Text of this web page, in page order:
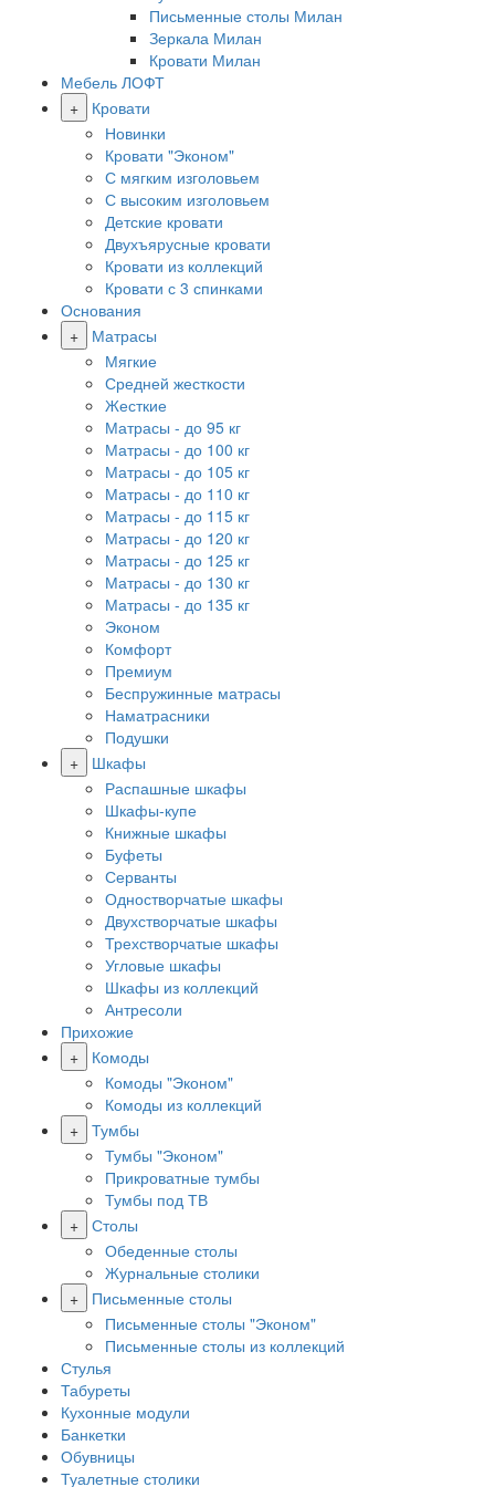
Письменные столы Милан
Зеркала Милан
Кровати Милан
Мебель ЛОФТ
+
Кровати
Новинки
Кровати "Эконом"
С мягким изголовьем
С высоким изголовьем
Детские кровати
Двухъярусные кровати
Кровати из коллекций
Кровати с 3 спинками
Основания
+
Матрасы
Мягкие
Средней жесткости
Жесткие
Матрасы - до 95 кг
Матрасы - до 100 кг
Матрасы - до 105 кг
Матрасы - до 110 кг
Матрасы - до 115 кг
Матрасы - до 120 кг
Матрасы - до 125 кг
Матрасы - до 130 кг
Матрасы - до 135 кг
Эконом
Комфорт
Премиум
Беспружинные матрасы
Наматрасники
Подушки
+
Шкафы
Распашные шкафы
Шкафы-купе
Книжные шкафы
Буфеты
Серванты
Одностворчатые шкафы
Двухстворчатые шкафы
Трехстворчатые шкафы
Угловые шкафы
Шкафы из коллекций
Антресоли
Прихожие
+
Комоды
Комоды "Эконом"
Комоды из коллекций
+ Тумбы
Тумбы "Эконом"
Прикроватные тумбы
Тумбы под ТВ
+ Столы
Обеденные столы
Журнальные столики
+
Письменные столы
Письменные столы "Эконом"
Письменные столы из коллекций
Стулья
Табуреты
Кухонные модули
Банкетки
Обувницы
Туалетные столики